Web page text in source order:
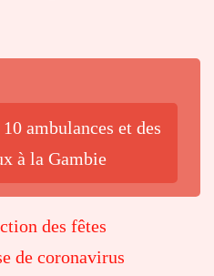
ambulances et des
à la Gambie
des fêtes
de coronavirus